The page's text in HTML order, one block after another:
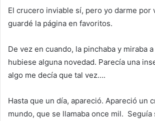
El crucero inviable sí, pero yo darme por
guardé la página en favoritos.
De vez en cuando, la pinchaba y miraba
hubiese alguna novedad. Parecía una
algo me decía que tal vez….
Hasta que un día, apareció. Apareció un
mundo, que se llamaba once mil. Seguía